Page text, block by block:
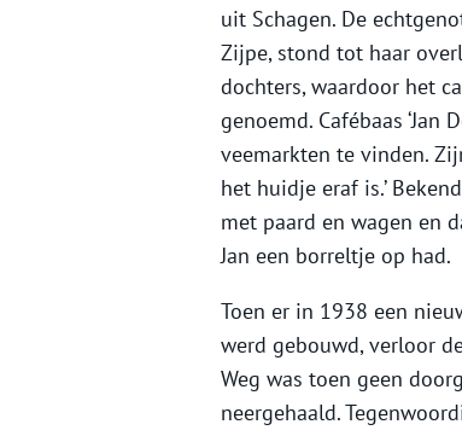
uit Schagen. De
Zijpe, stond tot haar
dochters, waardoor het
genoemd. Cafébaas
veemarkten te vinden.
het huidje eraf is.’
met paard en wagen en
Jan een borreltje op had.
Toen er in 1938 een
werd gebouwd, verloor
Weg was toen geen
neergehaald.